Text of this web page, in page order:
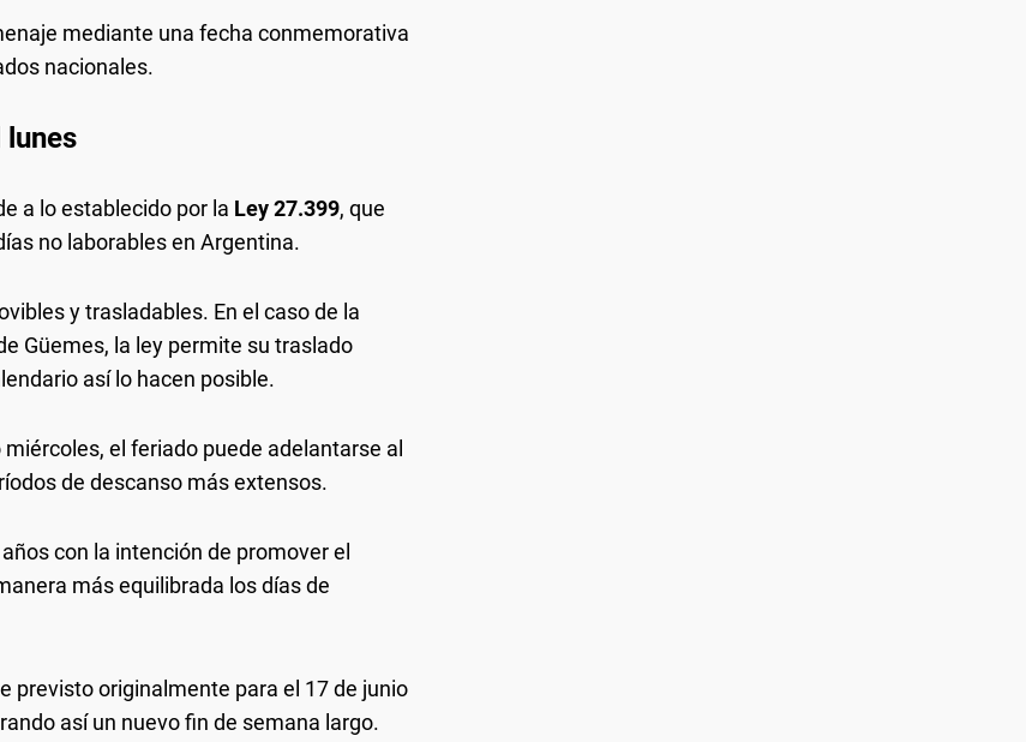
mediante una fecha conmemorativa
nacionales.
lunes
a lo establecido por la Ley 27.399, que
no laborables en Argentina.
y trasladables. En el caso de la
Güemes, la ley permite su traslado
así lo hacen posible.
el feriado puede adelantarse al
de descanso más extensos.
con la intención de promover el
más equilibrada los días de
previsto originalmente para el 17 de junio
así un nuevo fin de semana largo.